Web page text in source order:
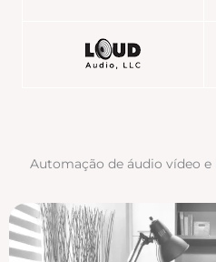
Automação de áudio vídeo